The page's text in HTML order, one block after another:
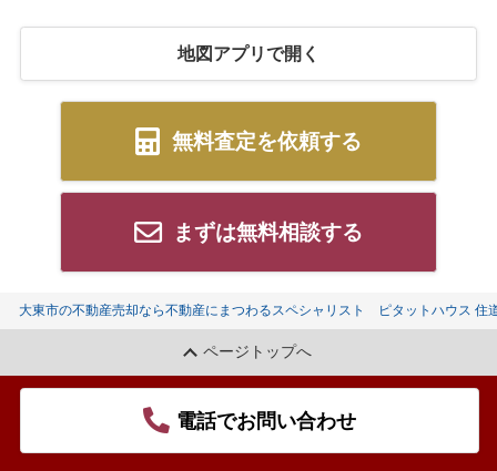
地図アプリで開く
無料査定を依頼する
まずは無料相談する
大東市の不動産売却なら不動産にまつわるスペシャリスト ピタットハウス 住
ページトップへ
電話でお問い合わせ